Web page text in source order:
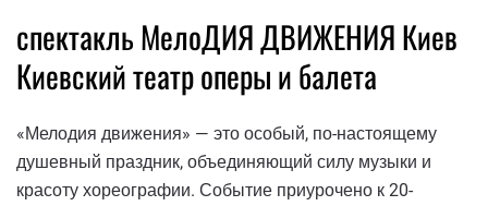
спектакль МелоДИЯ ДВИЖЕНИЯ Киев
Киевский театр оперы и балета
«Мелодия движения» — это особый, по-настоящему
душевный праздник, объединяющий силу музыки и
красоту хореографии. Событие приурочено к 20-